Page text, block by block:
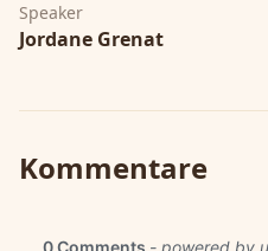
Speaker
Jordane Grenat
Kommentare